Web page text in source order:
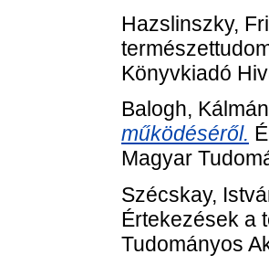
Hazslinszky,
Könyvkiadó
Balogh, Kálmán
működéséről.
Magyar
Szécskay,
Értekezések a
Tudományos